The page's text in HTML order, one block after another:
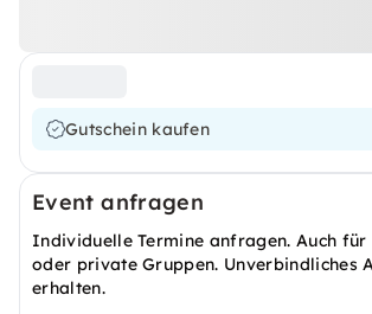
Gutschein kaufen
Event anfragen
Individuelle Termine anfragen. Auch für
oder private Gruppen. Unverbindliches
erhalten.